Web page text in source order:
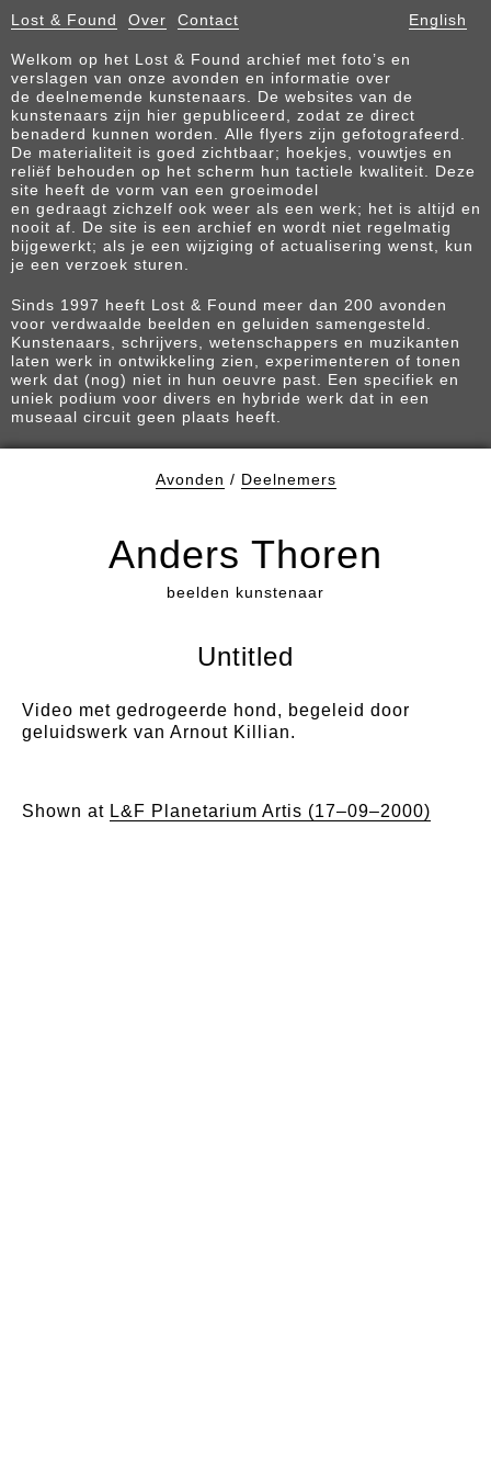
Lost & Found Over Contact English
Welkom op het Lost & Found archief met foto’s en
verslagen van onze avonden en informatie over
de deelnemende kunstenaars. De websites van de
kunstenaars zijn hier gepubliceerd, zodat ze direct
benaderd kunnen worden. Alle flyers zijn gefotografeerd.
De materialiteit is goed zichtbaar; hoekjes, vouwtjes en
reliëf behouden op het scherm hun tactiele kwaliteit. Deze
site heeft de vorm van een groeimodel
en gedraagt zichzelf ook weer als een werk; het is altijd en
nooit af. De site is een archief en wordt niet regelmatig
bijgewerkt; als je een wijziging of actualisering wenst, kun
je een verzoek sturen.
Sinds 1997 heeft Lost & Found meer dan 200 avonden
voor verdwaalde beelden en geluiden samengesteld.
Kunstenaars, schrijvers, wetenschappers en muzikanten
laten werk in ontwikkeling zien, experimenteren of tonen
werk dat (nog) niet in hun oeuvre past. Een specifiek en
uniek podium voor divers en hybride werk dat in een
museaal circuit geen plaats heeft.
Avonden / Deelnemers
Anders Thoren
beelden kunstenaar
Untitled
Video met gedrogeerde hond, begeleid door
geluidswerk van Arnout Killian.
Shown at L&F Planetarium Artis (17–09–2000)